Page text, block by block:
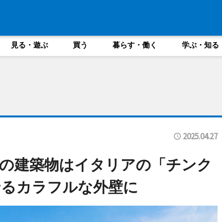
見る・遊ぶ 買う 暮らす・働く 学ぶ・知る
2025.04.27
建築物はイタリアの「チンク
カラフルな外壁に